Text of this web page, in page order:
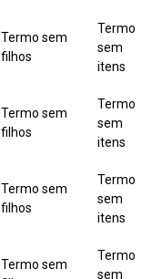
Termo sem
filhos
Termo
sem
itens
Termo sem
filhos
Termo
sem
itens
Termo sem
filhos
Termo
sem
itens
Termo sem
Termo
sem